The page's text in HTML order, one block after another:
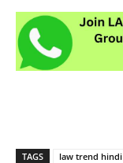
TAGS law trend hindi